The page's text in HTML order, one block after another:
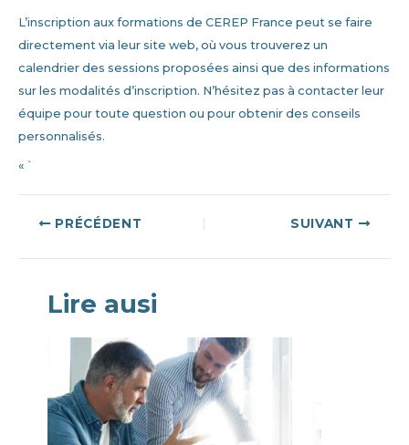
L’inscription aux formations de CEREP France peut se faire
directement via leur site web, où vous trouverez un
calendrier des sessions proposées ainsi que des informations
sur les modalités d’inscription. N’hésitez pas à contacter leur
équipe pour toute question ou pour obtenir des conseils
personnalisés.
« `
Navigation
PRÉCÉDENT SUIVANT
Lire ausi